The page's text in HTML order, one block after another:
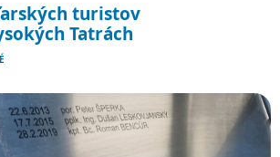
turistov
Tatrách